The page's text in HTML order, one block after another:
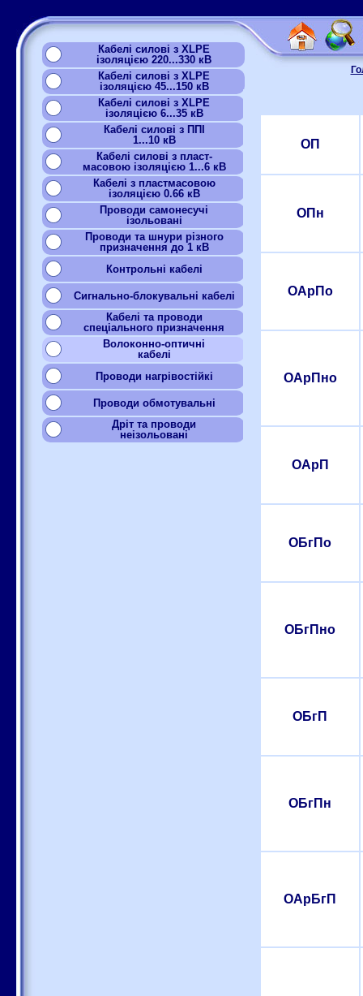
Кабелі силові з XLPE
ізоляцією 220...330 кВ
Кабелі силові з XLPE
ізоляцією 45...150 кВ
Кабелі силові з XLPE
ізоляцією 6...35 кВ
Кабелі силові з ППІ
1...10 кВ
Кабелі силові з пласт-
масовою ізоляцією 1...6 кВ
Кабелі з пластмасовою
ізоляцією 0.66 кВ
Проводи самонесучі
ізольовані
Проводи та шнури різного
призначення до 1 кВ
Контрольні кабелі
Сигнально-блокувальні кабелі
Кабелі та проводи
спеціального призначення
Волоконно-оптичні
кабелі
Проводи нагрівостійкі
Проводи обмотувальні
Дріт та проводи
неізольовані
ОП
ОПн
ОАрПо
ОАрПно
ОАрП
ОБгПо
ОБгПно
ОБгП
ОБгПн
ОАрБгП